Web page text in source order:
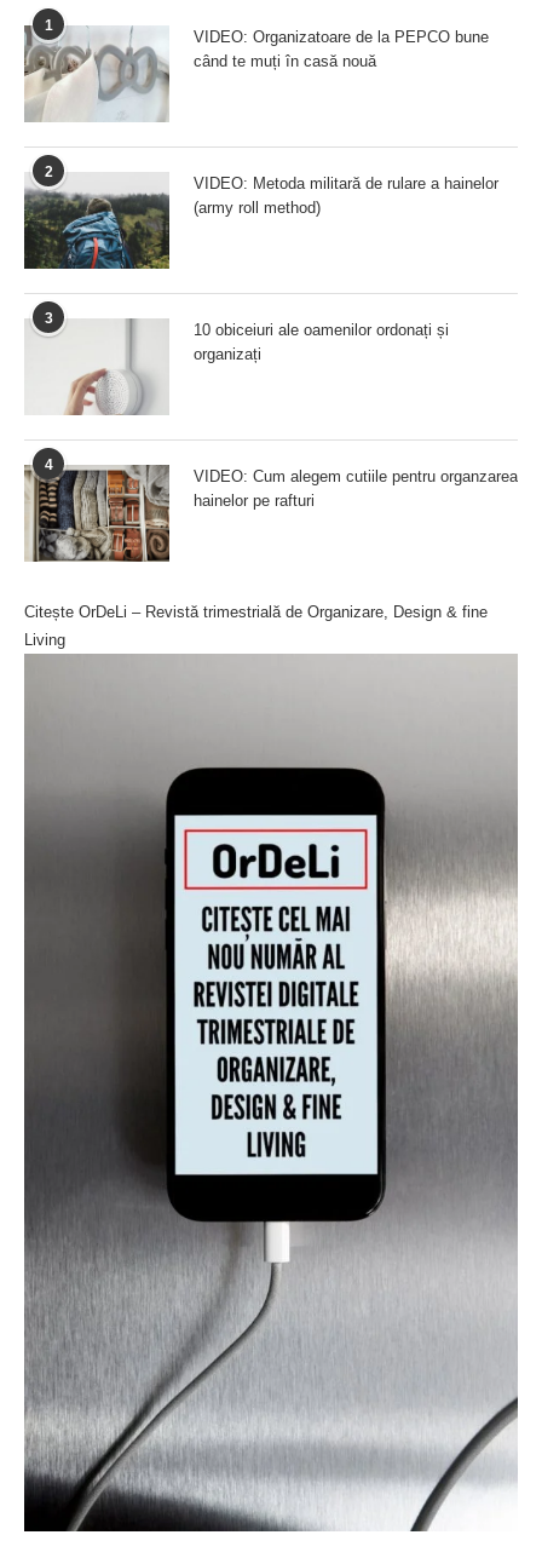
1
VIDEO: Organizatoare de la PEPCO bune
când te muți în casă nouă
2
VIDEO: Metoda militară de rulare a hainelor
(army roll method)
3
10 obiceiuri ale oamenilor ordonați și
organizați
4
VIDEO: Cum alegem cutiile pentru organzarea
hainelor pe rafturi
Citește OrDeLi – Revistă trimestrială de Organizare, Design & fine
Living